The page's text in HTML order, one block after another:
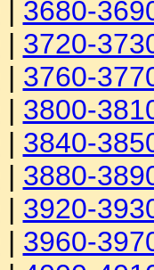
| 3680-
| 3720-
| 3760-
| 3800-
| 3840-
| 3880-
| 3920-
| 3960-